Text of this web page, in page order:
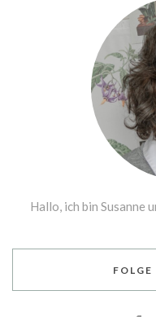
Hallo, ich bin Susanne